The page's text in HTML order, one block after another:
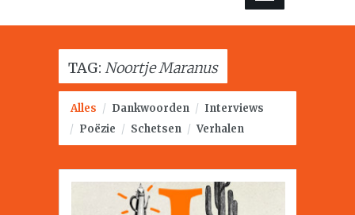
TAG: Noortje Maranus
Alles / Dankwoorden / Interviews
/ Poëzie / Schetsen / Verhalen